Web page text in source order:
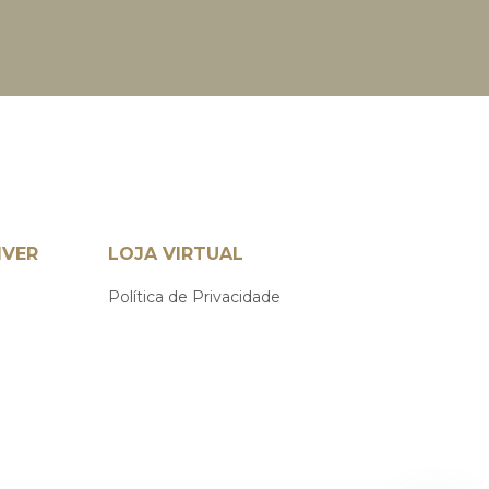
LOJA VIRTUAL
Política de Privacidade